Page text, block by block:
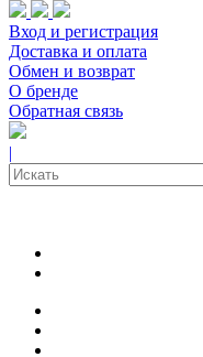
Вход и регистрация
Доставка и оплата
Обмен и возврат
О бренде
Обратная связь
|